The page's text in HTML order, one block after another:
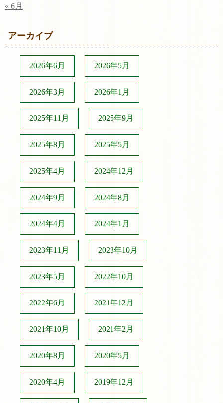
« 6月
アーカイブ
2026年6月 2026年5月
2026年3月 2026年1月
2025年11月 2025年9月
2025年8月 2025年5月
2025年4月 2024年12月
2024年9月 2024年8月
2024年4月 2024年1月
2023年11月 2023年10月
2023年5月 2022年10月
2022年6月 2021年12月
2021年10月 2021年2月
2020年8月 2020年5月
2020年4月 2019年12月